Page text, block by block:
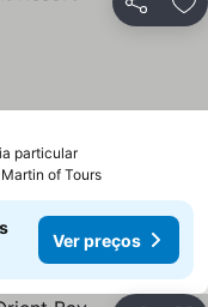
Partilhar
particular
of Tours
Ver preços